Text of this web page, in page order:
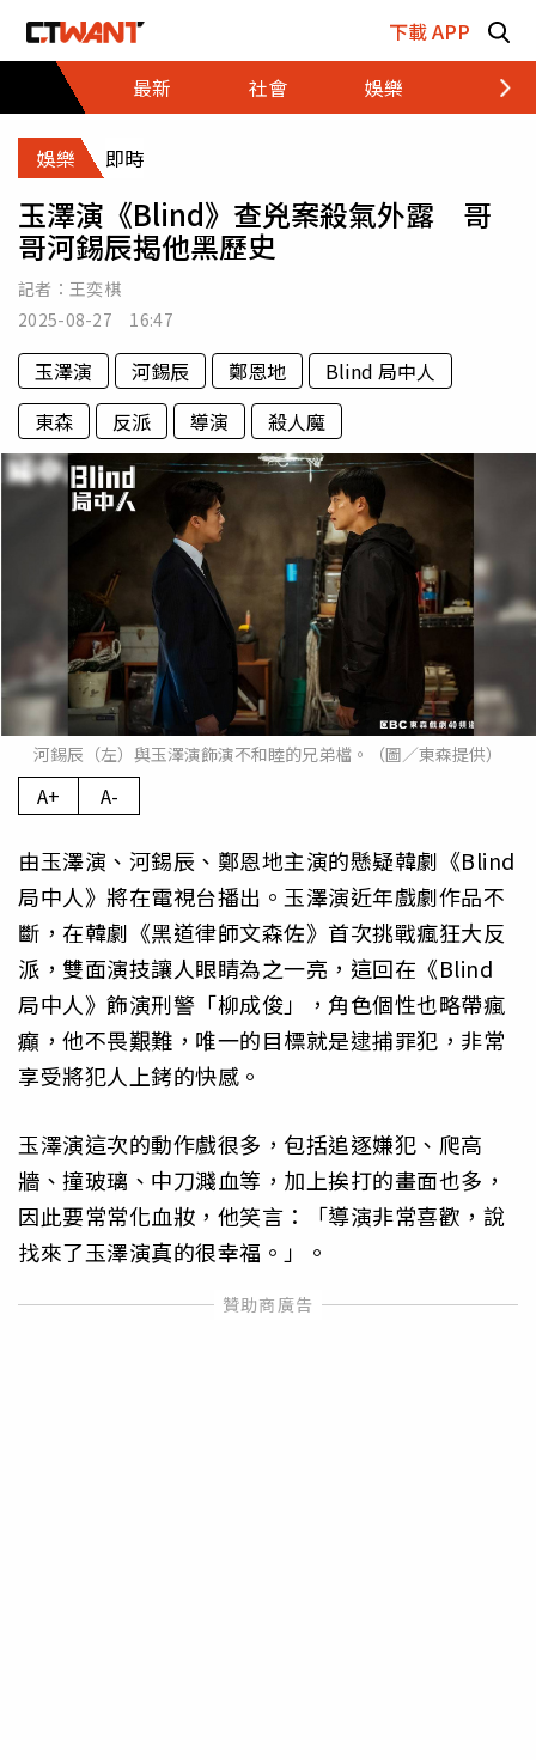
下載 APP
最新
社會 娛樂 財經
娛樂 即時
玉澤演《Blind》查兇案殺氣外露 哥
哥河錫辰揭他黑歷史
記者： 王奕棋
2025-08-27 16:47
玉澤演 河錫辰 鄭恩地
Blind 局中人
東森
反派 導演 殺人魔
河錫辰（左）與玉澤演飾演不和睦的兄弟檔。（圖／東森提供）
A+ A-
由玉澤演、河錫辰、鄭恩地主演的懸疑韓劇《Blind
局中人》將在電視台播出。玉澤演近年戲劇作品不
斷，在韓劇《黑道律師文森佐》首次挑戰瘋狂大反
派，雙面演技讓人眼睛為之一亮，這回在《Blind
局中人》飾演刑警「柳成俊」，角色個性也略帶瘋
癲，他不畏艱難，唯一的目標就是逮捕罪犯，非常
享受將犯人上銬的快感。
玉澤演這次的動作戲很多，包括追逐嫌犯、爬高
牆、撞玻璃、中刀濺血等，加上挨打的畫面也多，
因此要常常化血妝，他笑言：「導演非常喜歡，說
找來了玉澤演真的很幸福。」。